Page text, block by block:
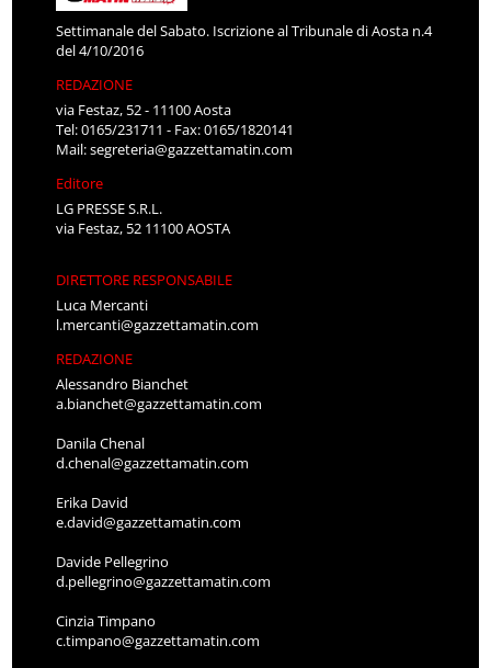
Settimanale del Sabato. Iscrizione al Tribunale di Aosta n.4
del 4/10/2016
REDAZIONE
via Festaz, 52 - 11100 Aosta
Tel: 0165/231711 - Fax: 0165/1820141
Mail:segreteria@gazzettamatin.com
Editore
LG PRESSE S.R.L.
via Festaz, 52 11100 AOSTA
DIRETTORE RESPONSABILE
Luca Mercanti
l.mercanti@gazzettamatin.com
REDAZIONE
Alessandro Bianchet
a.bianchet@gazzettamatin.com
Danila Chenal
d.chenal@gazzettamatin.com
Erika David
e.david@gazzettamatin.com
Davide Pellegrino
d.pellegrino@gazzettamatin.com
Cinzia Timpano
c.timpano@gazzettamatin.com